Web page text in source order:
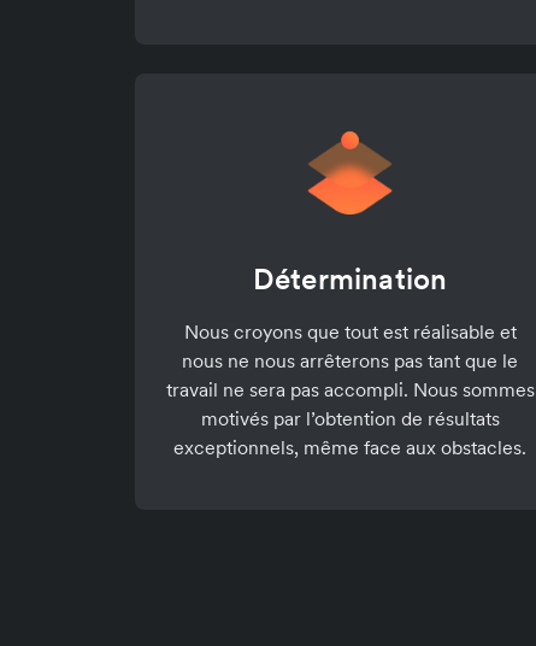
Détermination
Nous croyons que tout est réalisable et
nous ne nous arrêterons pas tant que le
travail ne sera pas accompli. Nous sommes
motivés par l’obtention de résultats
exceptionnels, même face aux obstacles.